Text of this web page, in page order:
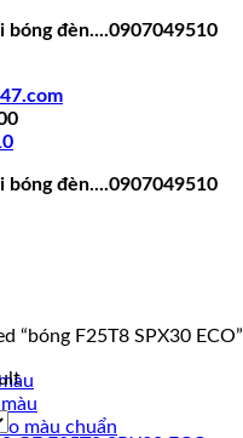
bóng đèn....0907049510
bóng đèn....0907049510
so màu chuẩn
“bóng F25T8 SPX30 ECO”